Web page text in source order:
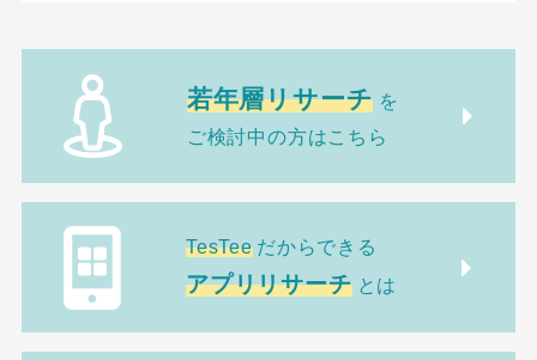
若年層リサーチ を
ご検討中の方はこちら
TesTee だからできる
アプリリサーチ とは